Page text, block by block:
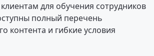
для обучения сотрудников
полный перечень
контента и гибкие условия